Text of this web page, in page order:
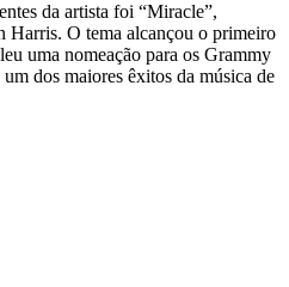
da artista foi “Miracle”,
Harris. O tema alcançou o primeiro
uma nomeação para os Grammy
dos maiores êxitos da música de